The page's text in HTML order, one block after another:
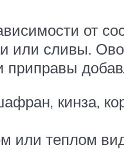
от
или сливы.
кинза,
или теплом